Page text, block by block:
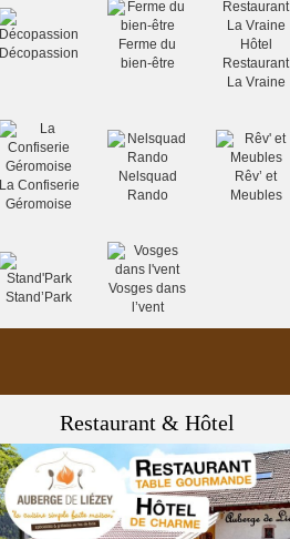
Décopassion
Ferme du
bien-être
Hôtel
Restaurant
La Vraine
La Confiserie
Géromoise
Nelsquad
Rando
Rêv’ et
Meubles
Stand’Park
Vosges dans
l’vent
Restaurant & Hôtel